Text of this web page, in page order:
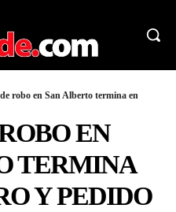
robo en San Alberto termina en
EN
TERMINA
Y PEDIDO